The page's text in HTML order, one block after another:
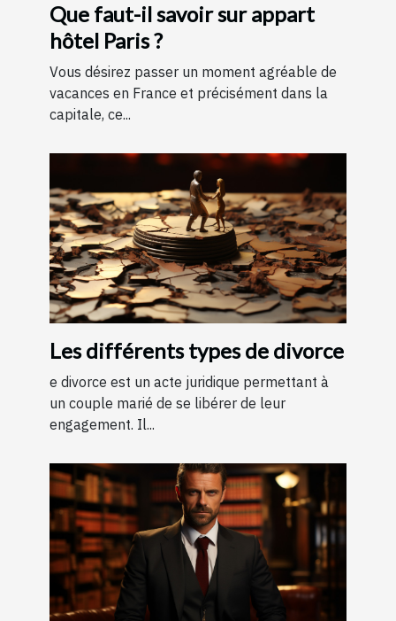
Que faut-il savoir sur appart
hôtel Paris ?
Vous désirez passer un moment agréable de
vacances en France et précisément dans la
capitale, ce...
Les différents types de divorce
e divorce est un acte juridique permettant à
un couple marié de se libérer de leur
engagement. Il...